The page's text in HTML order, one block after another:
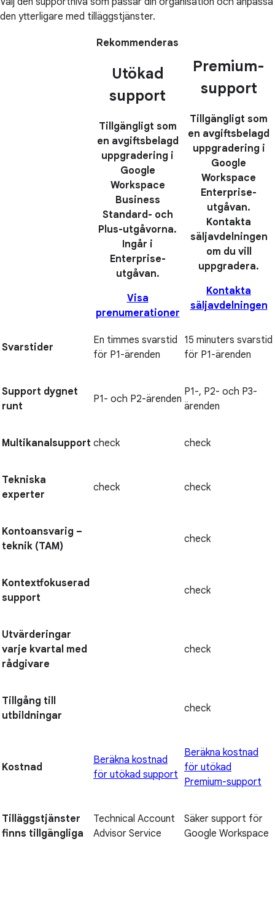
den ytterligare med tilläggstjänster.
Rekommenderas
Utökad
support
Tillgängligt som
en avgiftsbelagd
uppgradering i
Google
Workspace
Business
Standard- och
Plus-utgåvorna.
Ingår i
Enterprise-
utgåvan.
Visa
prenumerationer
Premium-
support
Tillgängligt som
en avgiftsbelagd
uppgradering i
Google
Workspace
Enterprise-
utgåvan.
Kontakta
säljavdelningen
om du vill
uppgradera.
Kontakta
säljavdelningen
Svarstider
En timmes svarstid
för P1-ärenden
15 minuters svarstid
för P1-ärenden
Support dygnet
runt
P1- och P2-ärenden
P1-, P2- och P3-
ärenden
Multikanalsupport check check
Tekniska
experter
check check
Kontoansvarig –
teknik (TAM)
check
Kontextfokuserad
support
check
Utvärderingar
varje kvartal med
rådgivare
check
Tillgång till
utbildningar
check
Kostnad
Beräkna kostnad
för utökad support
Beräkna kostnad
för utökad
Premium-support
Tilläggstjänster
finns tillgängliga
Technical Account
Advisor Service
Säker support för
Google Workspace